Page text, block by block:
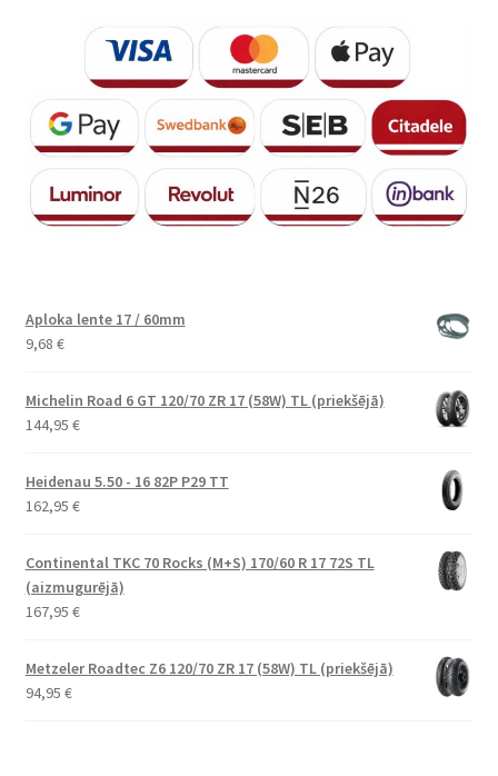
Aploka lente 17 / 60mm
9,68 €
Michelin Road 6 GT 120/70 ZR 17 (58W) TL (priekšējā)
144,95 €
Heidenau 5.50 - 16 82P P29 TT
162,95 €
Continental TKC 70 Rocks (M+S) 170/60 R 17 72S TL
(aizmugurējā)
167,95 €
Metzeler Roadtec Z6 120/70 ZR 17 (58W) TL (priekšējā)
94,95 €